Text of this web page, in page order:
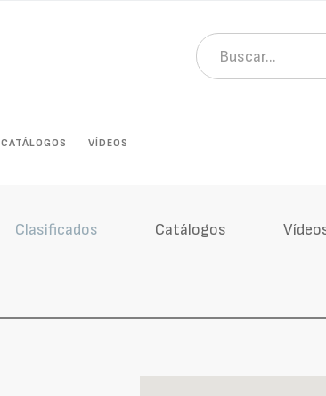
CATÁLOGOS VÍDEOS
Clasificados Catálogos